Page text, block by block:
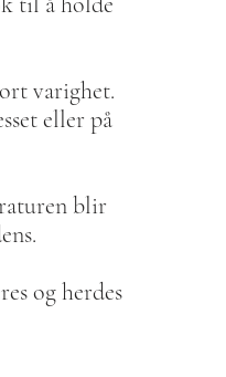
varighet.
eller på
blir
og herdes